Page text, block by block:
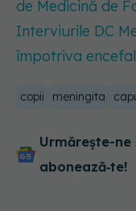
de Medicină de
Interviurile DC
împotriva
copii meningita
Urmărește-ne
abonează‑te!